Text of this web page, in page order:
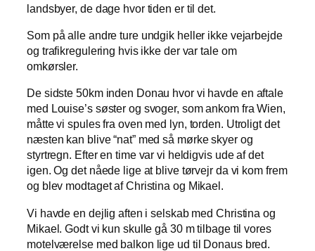
landsbyer, de dage hvor tiden er til det.
Som på alle andre ture undgik heller ikke vejarbejde
og trafikregulering hvis ikke der var tale om
omkørsler.
De sidste 50km inden Donau hvor vi havde en aftale
med Louise’s søster og svoger, som ankom fra Wien,
måtte vi spules fra oven med lyn, torden. Utroligt det
næsten kan blive “nat” med så mørke skyer og
styrtregn. Efter en time var vi heldigvis ude af det
igen. Og det nåede lige at blive tørvejr da vi kom frem
og blev modtaget af Christina og Mikael.
Vi havde en dejlig aften i selskab med Christina og
Mikael. Godt vi kun skulle gå 30 m tilbage til vores
motelværelse med balkon lige ud til Donaus bred.